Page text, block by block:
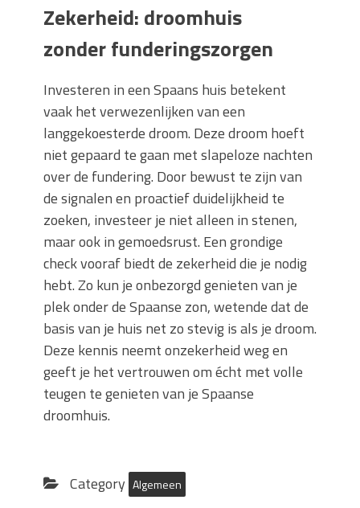
Zekerheid: droomhuis
zonder funderingszorgen
Investeren in een Spaans huis betekent
vaak het verwezenlijken van een
langgekoesterde droom. Deze droom hoeft
niet gepaard te gaan met slapeloze nachten
over de fundering. Door bewust te zijn van
de signalen en proactief duidelijkheid te
zoeken, investeer je niet alleen in stenen,
maar ook in gemoedsrust. Een grondige
check vooraf biedt de zekerheid die je nodig
hebt. Zo kun je onbezorgd genieten van je
plek onder de Spaanse zon, wetende dat de
basis van je huis net zo stevig is als je droom.
Deze kennis neemt onzekerheid weg en
geeft je het vertrouwen om écht met volle
teugen te genieten van je Spaanse
droomhuis.
Category Algemeen